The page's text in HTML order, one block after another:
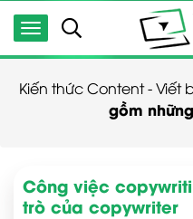
Kiến thức Content - Viết
gồm
Công việc
trò của copywriter